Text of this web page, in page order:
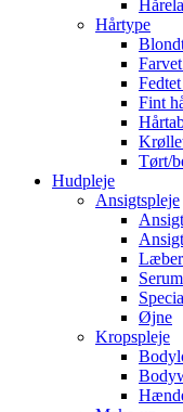
Hårtype
Fint
Tørt/
Hudpleje
Ansigtspleje
Læber
Serum
Øjne
Kropspleje